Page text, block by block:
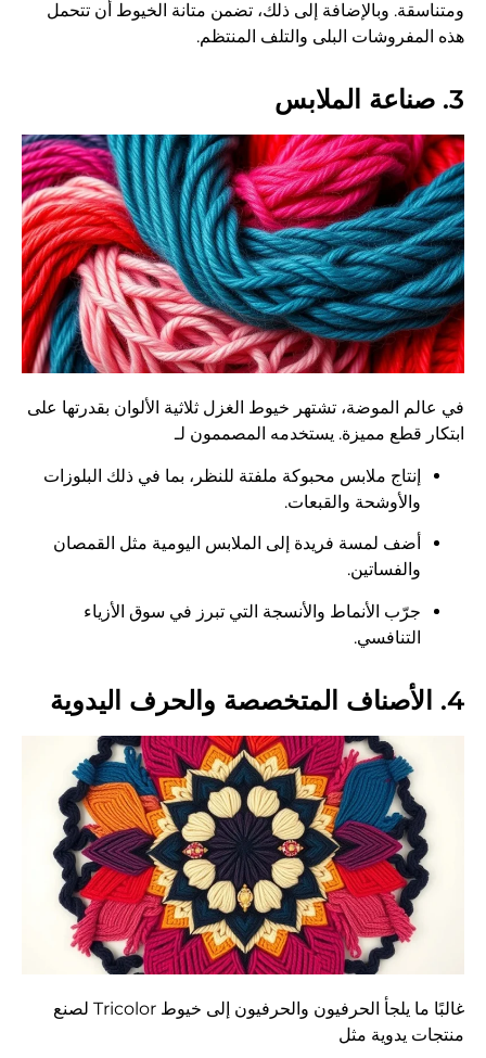
ومتناسقة. وبالإضافة إلى ذلك، تضمن متانة الخيوط أن تتحمل
هذه المفروشات البلى والتلف المنتظم.
3. صناعة الملابس
في عالم الموضة، تشتهر خيوط الغزل ثلاثية الألوان بقدرتها على
ابتكار قطع مميزة. يستخدمه المصممون لـ
إنتاج ملابس محبوكة ملفتة للنظر، بما في ذلك البلوزات
والأوشحة والقبعات.
أضف لمسة فريدة إلى الملابس اليومية مثل القمصان
والفساتين.
جرّب الأنماط والأنسجة التي تبرز في سوق الأزياء
التنافسي.
4. الأصناف المتخصصة والحرف اليدوية
غالبًا ما يلجأ الحرفيون والحرفيون إلى خيوط Tricolor لصنع
منتجات يدوية مثل